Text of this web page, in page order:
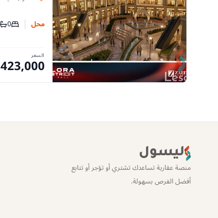
محل
عدد0
السعر
ليسول
منصة عقارية تساعدك تشتري أو تؤجر أو تتابع
أفضل الفرص بسهولة.